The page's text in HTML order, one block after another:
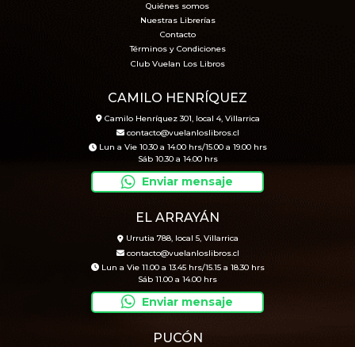
Quiénes somos
Nuestras Librerías
Contacto
Términos y Condiciones
Club Vuelan Los Libros
CAMILO HENRÍQUEZ
Camilo Henríquez 301, local 4, Villarrica
contacto@vuelanloslibros.cl
Lun a Vie 10.30 a 14.00 hrs/15.00 a 19.00 hrs
Sáb 10.30 a 14.00 hrs
Enviar mensaje
EL ARRAYÁN
Urrutia 788, local 5, Villarrica
contacto@vuelanloslibros.cl
Lun a Vie 11.00 a 13.45 hrs/15.15 a 18.30 hrs
Sáb 11.00 a 14.00 hrs
Enviar mensaje
PUCÓN